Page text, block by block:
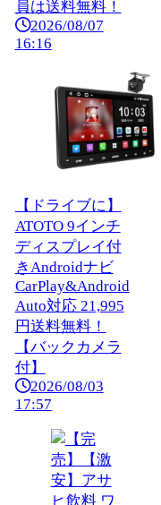
員は送料無料！
2026/08/07
16:16
【ドライブに】
ATOTO 9インチ
ディスプレイ付
きAndroidナビ
CarPlay&Android
Auto対応 21,995
円送料無料！
【バックカメラ
付】
2026/08/03
17:57